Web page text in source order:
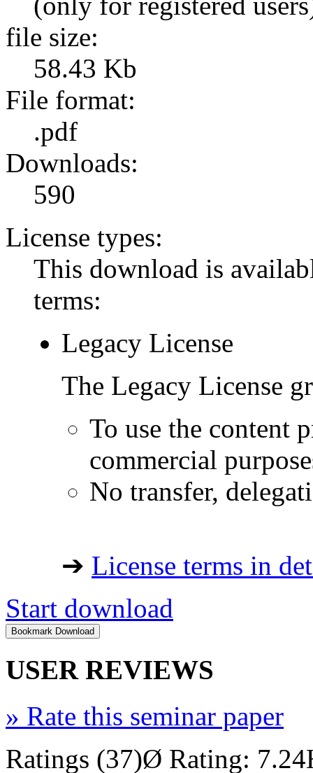
file size:
58.43 Kb
File format:
.pdf
Downloads:
590
License types:
This download is
terms:
Legacy License
The Legacy License
To use the content
commercial
No transfer,
➔ License terms in
Start download
USER REVIEWS
» Rate this seminar paper
Ratings (37)Ø Rating: 7.24